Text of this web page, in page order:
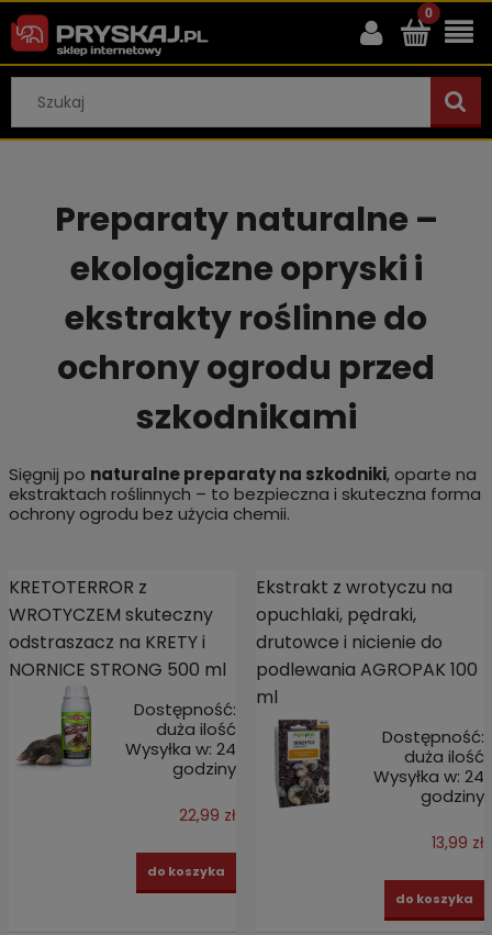
Preparaty naturalne –
ekologiczne opryski i
ekstrakty roślinne do
ochrony ogrodu przed
szkodnikami
Sięgnij po naturalne preparaty na szkodniki, oparte na
ekstraktach roślinnych – to bezpieczna i skuteczna forma
ochrony ogrodu bez użycia chemii.
KRETOTERROR z
WROTYCZEM skuteczny
odstraszacz na KRETY i
NORNICE STRONG 500 ml
Dostępność:
duża ilość
Wysyłka w: 24
godziny
22,99 zł
do koszyka
Ekstrakt z wrotyczu na
opuchlaki, pędraki,
drutowce i nicienie do
podlewania AGROPAK 100
ml
Dostępność:
duża ilość
Wysyłka w: 24
godziny
13,99 zł
do koszyka